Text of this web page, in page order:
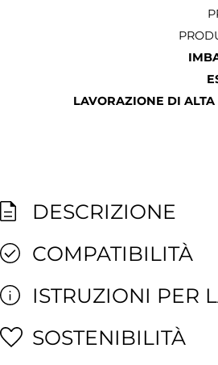
LAVORAZIONE DI
DESCRIZIONE
COMPATIBILITÀ
ISTRUZIONI PER
SOSTENIBILITÀ